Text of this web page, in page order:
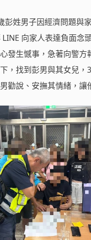
彭姓男子因經濟問題與
向家人表達負面念
發生憾事，急著向警方
，找到彭男與其女兒，
勸說、安撫其情緒，讓